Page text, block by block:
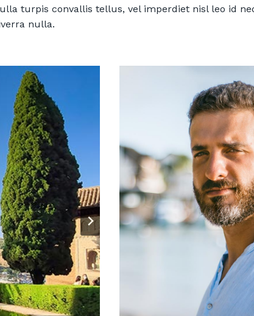
turpis convallis tellus, vel imperdiet nisl leo id
nulla.